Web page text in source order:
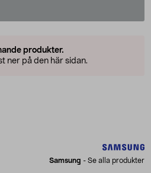
produkter.
ner på den här sidan.
Samsung - Se alla produkter